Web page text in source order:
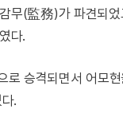
무(監務)가 파견되
다.
승격되면서 어모
.